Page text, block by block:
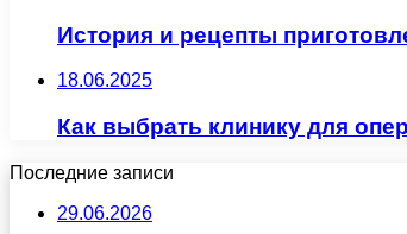
История и рецепты
18.06.2025
Как выбрать клинику для
Последние записи
29.06.2026